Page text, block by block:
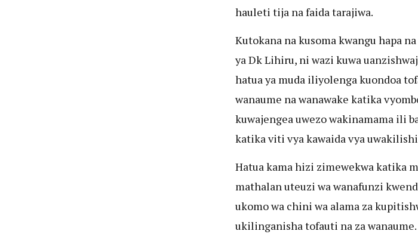
hauleti tija na faida tarajiwa.
Kutokana na kusoma kwangu hapa
ya Dk Lihiru, ni wazi kuwa
hatua ya muda iliyolenga kuondoa
wanaume na wanawake katika
kuwajengea uwezo wakinamama ili
katika viti vya kawaida vya
Hatua kama hizi zimewekwa katika
mathalan uteuzi wa wanafunzi
ukomo wa chini wa alama za
ukilinganisha tofauti na za